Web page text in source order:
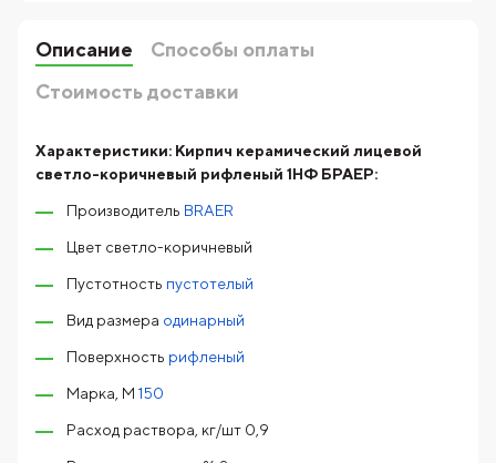
Описание
Способы оплаты
Стоимость доставки
Характеристики: Кирпич керамический лицевой
светло-коричневый рифленый 1НФ БРАЕР:
Производитель BRAER
Цвет светло-коричневый
Пустотность пустотелый
Вид размера одинарный
Поверхность рифленый
Марка, М 150
Расход раствора, кг/шт 0,9